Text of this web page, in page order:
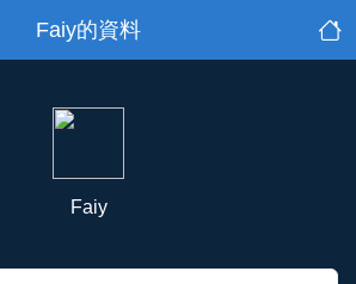
Faiy的資料
Faiy